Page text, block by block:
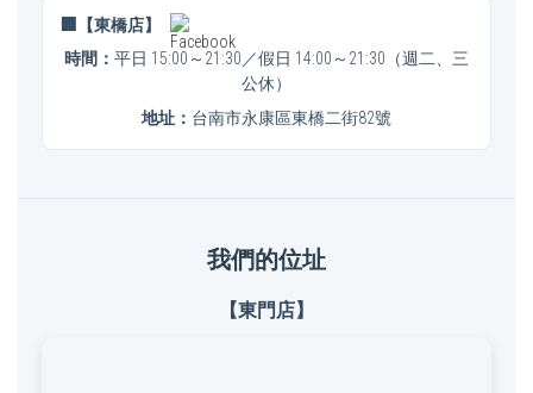
🏢【東橋店】
時間： 平日 15:00～21:30／假日 14:00～21:30（週二、三
公休）
地址： 台南市永康區東橋二街82號
我們的位址
【東門店】